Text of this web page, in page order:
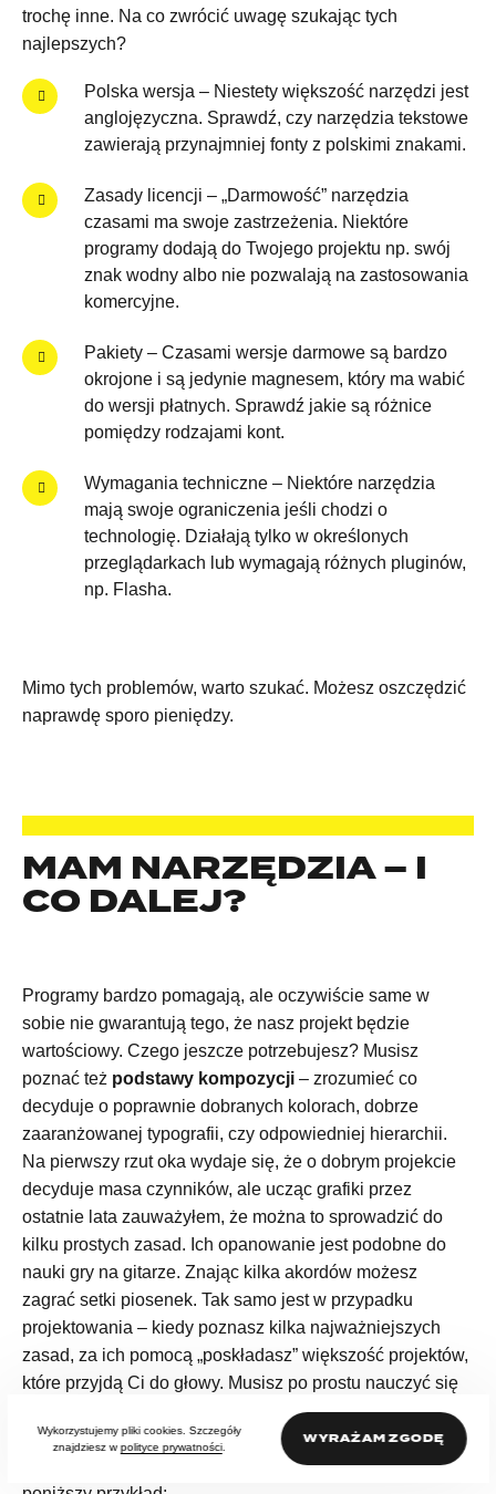
trochę inne. Na co zwrócić uwagę szukając tych
najlepszych?
Polska wersja – Niestety większość narzędzi jest
anglojęzyczna. Sprawdź, czy narzędzia tekstowe
zawierają przynajmniej fonty z polskimi znakami.
Zasady licencji – „Darmowość” narzędzia
czasami ma swoje zastrzeżenia. Niektóre
programy dodają do Twojego projektu np. swój
znak wodny albo nie pozwalają na zastosowania
komercyjne.
Pakiety – Czasami wersje darmowe są bardzo
okrojone i są jedynie magnesem, który ma wabić
do wersji płatnych. Sprawdź jakie są różnice
pomiędzy rodzajami kont.
Wymagania techniczne – Niektóre narzędzia
mają swoje ograniczenia jeśli chodzi o
technologię. Działają tylko w określonych
przeglądarkach lub wymagają różnych pluginów,
np. Flasha.
Mimo tych problemów, warto szukać. Możesz oszczędzić
naprawdę sporo pieniędzy.
MAM NARZĘDZIA – I
CO DALEJ?
Programy bardzo pomagają, ale oczywiście same w
sobie nie gwarantują tego, że nasz projekt będzie
wartościowy. Czego jeszcze potrzebujesz? Musisz
poznać też podstawy kompozycji – zrozumieć co
decyduje o poprawnie dobranych kolorach, dobrze
zaaranżowanej typografii, czy odpowiedniej hierarchii.
Na pierwszy rzut oka wydaje się, że o dobrym projekcie
decyduje masa czynników, ale ucząc grafiki przez
ostatnie lata zauważyłem, że można to sprowadzić do
kilku prostych zasad. Ich opanowanie jest podobne do
nauki gry na gitarze. Znając kilka akordów możesz
zagrać setki piosenek. Tak samo jest w przypadku
projektowania – kiedy poznasz kilka najważniejszych
zasad, za ich pomocą „poskładasz” większość projektów,
które przyjdą Ci do głowy. Musisz po prostu nauczyć się
patrzeć w określony sposób. Jeśli wiesz, na które
elementy zwrócić uwagę, łatwo wyłapiesz ewentualne
błędy. To naprawdę nic trudnego. Nie wierzysz? Zobacz
Wykorzystujemy pliki cookies. Szczegóły
znajdziesz w polityce prywatności. WYRAŻAM ZGODĘ